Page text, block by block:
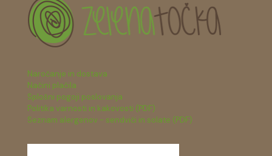
Naročanje in dostava
Načini plačila
Splošni pogoji poslovanja
Politika varnosti in kakovosti (PDF)
Seznam alergenov - sendviči in solate (PDF)